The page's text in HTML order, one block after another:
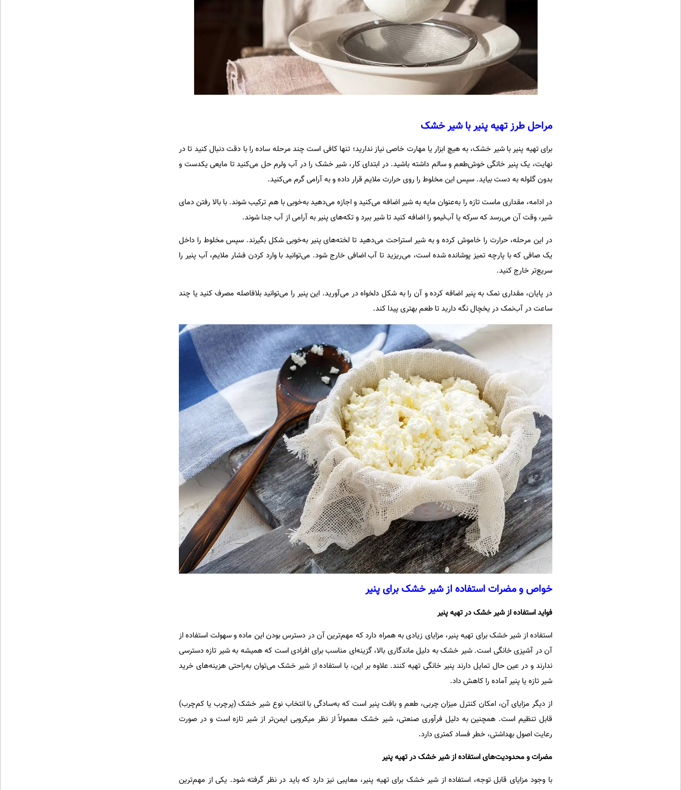
مراحل طرز تهیه پنیر با شیر خشک
برای تهیه پنیر با شیر خشک، به هیچ ابزار یا مهارت خاصی نیاز ندارید؛ تنها کافی است چند مرحله ساده را با دقت دنبال کنید تا در
نهایت، یک پنیر خانگی خوش‌طعم و سالم داشته باشید. در ابتدای کار، شیر خشک را در آب ولرم حل می‌کنید تا مایعی یکدست و
بدون گلوله به دست بیاید. سپس این مخلوط را روی حرارت ملایم قرار داده و به آرامی گرم می‌کنید.
در ادامه، مقداری ماست تازه را به‌عنوان مایه به شیر اضافه می‌کنید و اجازه می‌دهید به‌خوبی با هم ترکیب شوند. با بالا رفتن دمای
شیر، وقت آن می‌رسد که سرکه یا آب‌لیمو را اضافه کنید تا شیر ببرد و تکه‌های پنیر به آرامی از آب جدا شوند.
در این مرحله، حرارت را خاموش کرده و به شیر استراحت می‌دهید تا لخته‌های پنیر به‌خوبی شکل بگیرند. سپس مخلوط را داخل
یک صافی که با پارچه تمیز پوشانده شده است، می‌ریزید تا آب اضافی خارج شود. می‌توانید با وارد کردن فشار ملایم، آب پنیر را
سریع‌تر خارج کنید.
در پایان، مقداری نمک به پنیر اضافه کرده و آن را به شکل دلخواه در می‌آورید. این پنیر را می‌توانید بلافاصله مصرف کنید یا چند
ساعت در آب‌نمک در یخچال نگه دارید تا طعم بهتری پیدا کند.
خواص و مضرات استفاده از شیر خشک برای پنیر
فواید استفاده از شیر خشک در تهیه پنیر
استفاده از شیر خشک برای تهیه پنیر، مزایای زیادی به همراه دارد که مهم‌ترین آن در دسترس بودن این ماده و سهولت استفاده از
آن در آشپزی خانگی است. شیر خشک به دلیل ماندگاری بالا، گزینه‌ای مناسب برای افرادی است که همیشه به شیر تازه دسترسی
ندارند و در عین حال تمایل دارند پنیر خانگی تهیه کنند. علاوه بر این، با استفاده از شیر خشک می‌توان به‌راحتی هزینه‌های خرید
شیر تازه یا پنیر آماده را کاهش داد.
از دیگر مزایای آن، امکان کنترل میزان چربی، طعم و بافت پنیر است که به‌سادگی با انتخاب نوع شیر خشک (پرچرب یا کم‌چرب)
قابل تنظیم است. همچنین به دلیل فرآوری صنعتی، شیر خشک معمولاً از نظر میکروبی ایمن‌تر از شیر تازه است و در صورت
رعایت اصول بهداشتی، خطر فساد کمتری دارد.
مضرات و محدودیت‌های استفاده از شیر خشک در تهیه پنیر
با وجود مزایای قابل توجه، استفاده از شیر خشک برای تهیه پنیر، معایبی نیز دارد که باید در نظر گرفته شود. یکی از مهم‌ترین